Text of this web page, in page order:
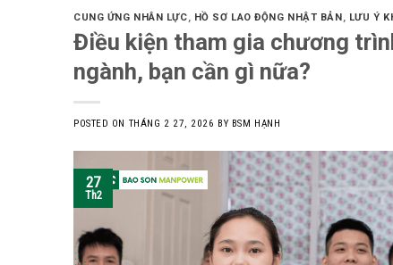
CUNG ỨNG NHÂN LỰC, HỒ SƠ LAO ĐỘNG NHẬT BẢN, LƯU Ý
Điều kiện tham gia chương
ngành, bạn cần gì nữa?
POSTED ON THÁNG 2 27, 2026 BY BSM HẠNH
27
Th2